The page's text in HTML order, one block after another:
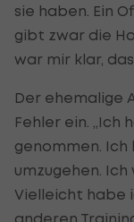
sie haben. Ein
gibt zwar die
war mir klar,
Der ehemalige
Fehler ein. „Ich
genommen.
umzugehen.
Vielleicht habe
anderen